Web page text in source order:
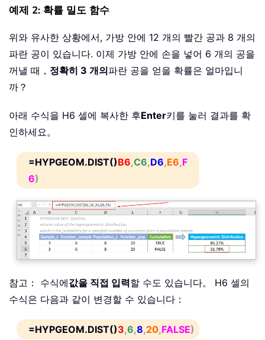
예제 2: 확률 밀도 함수
위와 유사한 상황에서, 가방 안에 12 개의 빨간 공과 8 개의
파란 공이 있습니다. 이제 가방 안에 손을 넣어 6 개의 공을
꺼낼 때， 정확히 3 개의파란 공을 얻을 확률은 얼마입니
까？
아래 수식을 H6 셀에 복사한 후Enter키를 눌러 결과를 확
인하세요。
=HYPGEOM.DIST()B6,C6,D6,E6,F
6)
참고： 수식에값을 직접 입력할 수도 있습니다。 H6 셀의
수식은 다음과 같이 변경할 수 있습니다：
=HYPGEOM.DIST()3,6,8,20,FALSE)